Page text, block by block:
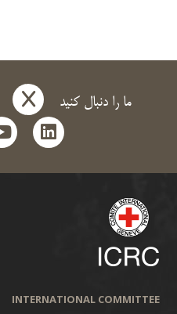
ما را دنبال کنید x
linkedin
INTERNATIONAL COMMITTEE